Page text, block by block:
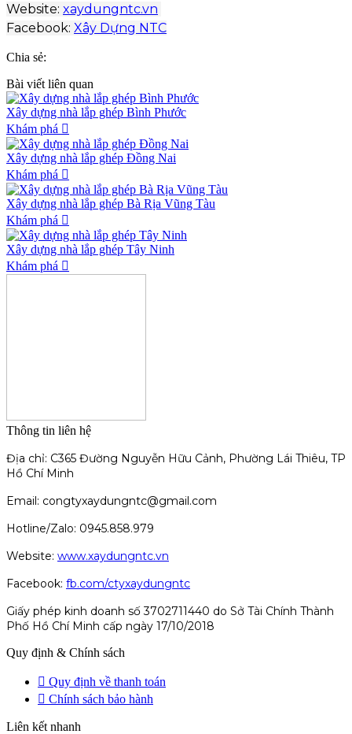
Website: xaydungntc.vn
Facebook: Xây Dựng NTC
Chia sẻ:
Bài viết liên quan
Xây dựng nhà lắp ghép Bình Phước
Khám phá
Xây dựng nhà lắp ghép Đồng Nai
Khám phá
Xây dựng nhà lắp ghép Bà Rịa Vũng Tàu
Khám phá
Xây dựng nhà lắp ghép Tây Ninh
Khám phá
Thông tin liên hệ
Địa chỉ: C365 Đường Nguyễn Hữu Cảnh, Phường Lái Thiêu, TP
Hồ Chí Minh
Email: congtyxaydungntc@gmail.com
Hotline/Zalo: 0945.858.979
Website: www.xaydungntc.vn
Facebook: fb.com/ctyxaydungntc
Giấy phép kinh doanh số 3702711440 do Sở Tài Chính Thành
Phố Hồ Chí Minh cấp ngày 17/10/2018
Quy định & Chính sách
Quy định về thanh toán
Chính sách bảo hành
Liên kết nhanh